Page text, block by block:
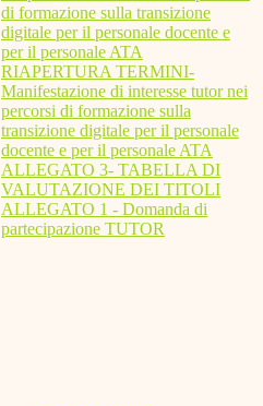
di formazione sulla transizione
digitale per il personale docente e
per il personale ATA
RIAPERTURA TERMINI-
Manifestazione di interesse tutor nei
percorsi di formazione sulla
transizione digitale per il personale
docente e per il personale ATA
ALLEGATO 3- TABELLA DI
VALUTAZIONE DEI TITOLI
ALLEGATO 1 - Domanda di
partecipazione TUTOR